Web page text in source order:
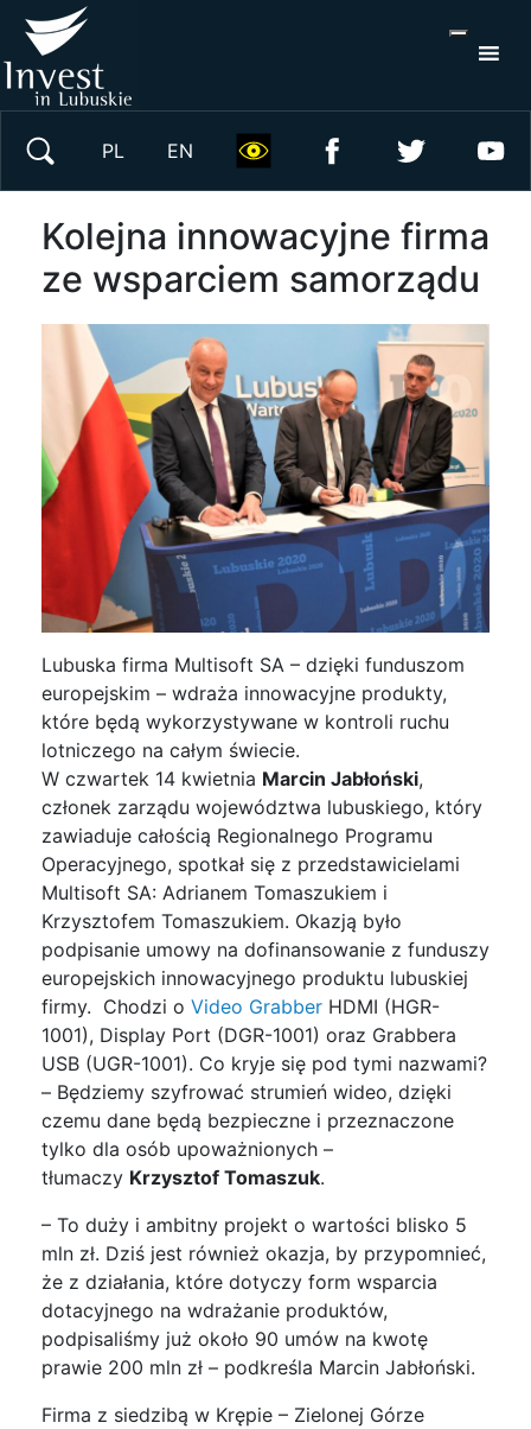
PL EN
Kolejna innowacyjne firma
ze wsparciem samorządu
Lubuska firma Multisoft SA – dzięki funduszom
europejskim – wdraża innowacyjne produkty,
które będą wykorzystywane w kontroli ruchu
lotniczego na całym świecie.
W czwartek 14 kwietnia Marcin Jabłoński,
członek zarządu województwa lubuskiego, który
zawiaduje całością Regionalnego Programu
Operacyjnego, spotkał się z przedstawicielami
Multisoft SA: Adrianem Tomaszukiem i
Krzysztofem Tomaszukiem. Okazją było
podpisanie umowy na dofinansowanie z funduszy
europejskich innowacyjnego produktu lubuskiej
firmy. Chodzi o Video Grabber HDMI (HGR-
1001), Display Port (DGR-1001) oraz Grabbera
USB (UGR-1001). Co kryje się pod tymi nazwami?
– Będziemy szyfrować strumień wideo, dzięki
czemu dane będą bezpieczne i przeznaczone
tylko dla osób upoważnionych –
tłumaczy Krzysztof Tomaszuk.
– To duży i ambitny projekt o wartości blisko 5
mln zł. Dziś jest również okazja, by przypomnieć,
że z działania, które dotyczy form wsparcia
dotacyjnego na wdrażanie produktów,
podpisaliśmy już około 90 umów na kwotę
prawie 200 mln zł – podkreśla Marcin Jabłoński.
Firma z siedzibą w Krępie – Zielonej Górze
Wyszukaj w serwisie